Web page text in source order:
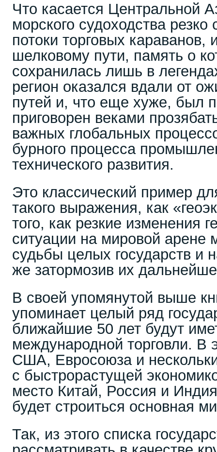
Что касается Центральной
морского судоходства
потоки торговых
шелковому пути, память о
сохранилась лишь в
регион оказался вдали от
путей и, что еще хуже, был
приговорен веками
важных глобальных
бурного процесса
технического развития.
Это классический пример
такого выражения, как
того, как резкие изменения
ситуации на мировой арене
судьбы целых государств и
же затормозив их
В своей упомянутой выше
упоминает целый ряд
ближайшие 50 лет будут
международной торговли. В
США, Евросоюза и
с быстрорастущей
место Китай, Россия и
будет строиться основная
Так, из этого списка